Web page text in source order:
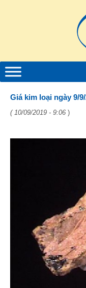
Giá kim loại ngày 9/
( 10/09/2019 - 9:06 )